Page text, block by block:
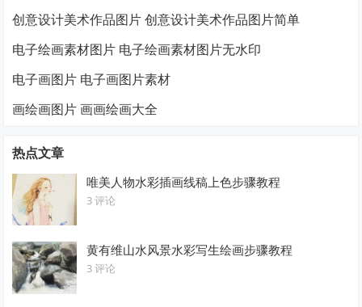
创意设计美术作品图片 创意设计美术作品图片简单
电子绘画素材图片 电子绘画素材图片无水印
电子画图片 电子画图片素材
画绘画图片 画画绘画大全
热点文章
唯美人物水彩插画线稿上色步骤教程
3 评论
黄有维山水风景水彩写生绘画步骤教程
3 评论